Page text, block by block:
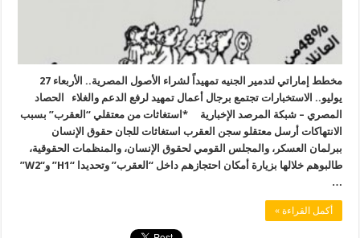
مخطط إماراتي لتدمير الجنيه تمهيداً لشراء الأصول المصرية.. الأربعاء 27
يوليو.. الاستخبارات تجتمع برجال أعمال تمهيد لرفع الدعم والغلاء الحصاد
المصري – شبكة المرصد الإخبارية *استغاثات من معتقلي “العقرب” بسبب
الانتهاكات أرسل معتقلو سجن العقرب استغاثات للجان حقوق الإنسان
ببرلمان العسكر، والمجلس القومي لحقوق الإنسان، والمنظمات الحقوقية،
طالبوهم خلالها بزيارة أمكان احتجازهم داخل “العقرب” وتحديدا “H1” و“W2”
…
أكمل القراءة »